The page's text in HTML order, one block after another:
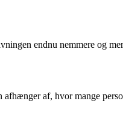
endnu nemmere og
af, hvor mange